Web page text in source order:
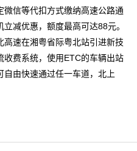
信等代扣方式缴纳高速公路通
减优惠，额度最高可达88元。
速在湘粤省际粤北站引进新技
收费系统，使用ETC的车辆出站
自由快速通过任一车道，北上